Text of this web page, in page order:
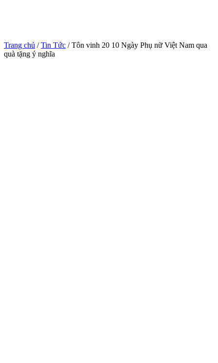
Trang chủ /Tin Tức / Tôn vinh 20 10 Ngày Phụ nữ Việt Nam qua
quà tặng ý nghĩa